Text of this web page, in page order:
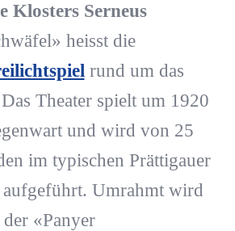
Klosters Serneus
heisst die
rund um das
Theater spielt um 1920
und wird von 25
im typischen Prättigauer
aufgeführt. Umrahmt wird
«Panyer